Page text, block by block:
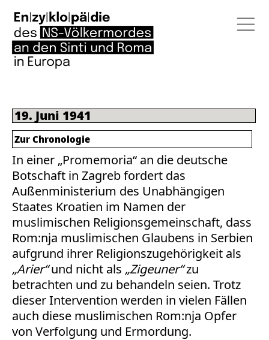
19. Juni 1941
In einer „Promemoria“ an die deutsche
Botschaft in Zagreb fordert das
Außenministerium des Unabhängigen
Staates Kroatien im Namen der
muslimischen Religionsgemeinschaft, dass
Rom:nja muslimischen Glaubens in Serbien
aufgrund ihrer Religionszugehörigkeit als
„Arier“und nicht als „Zigeuner“zu
betrachten und zu behandeln seien. Trotz
dieser Intervention werden in vielen Fällen
auch diese muslimischen Rom:nja Opfer
von Verfolgung und Ermordung.
Zur Chronologie